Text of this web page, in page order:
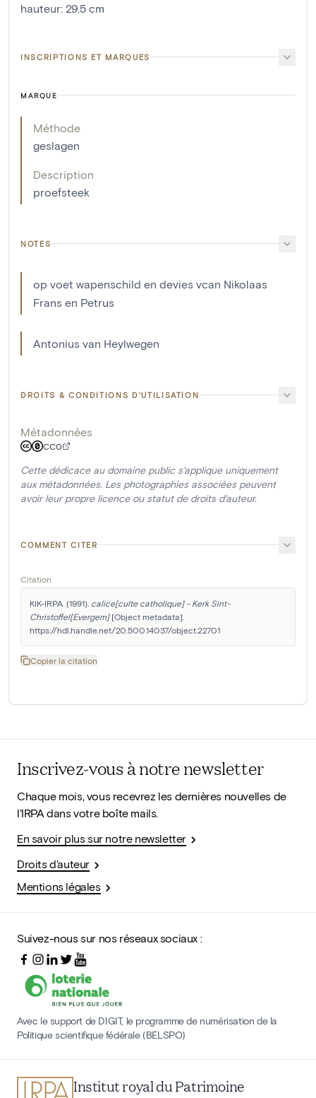
hauteur: 29.5 cm
INSCRIPTIONS ET MARQUES
MARQUE
Méthode
geslagen
Description
proefsteek
NOTES
op voet wapenschild en devies vcan Nikolaas
Frans en Petrus
Antonius van Heylwegen
DROITS & CONDITIONS D'UTILISATION
Métadonnées
CC0
Cette dédicace au domaine public s'applique uniquement
aux métadonnées. Les photographies associées peuvent
avoir leur propre licence ou statut de droits d'auteur.
COMMENT CITER
Citation
KIK-IRPA. (1991). calice[culte catholique] - Kerk Sint-
Christoffel[Evergem] [Object metadata].
https://hdl.handle.net/20.500.14037/object.22701
Copier la citation
Inscrivez-vous à notre newsletter
Chaque mois, vous recevrez les dernières nouvelles de
l'IRPA dans votre boîte mails.
En savoir plus sur notre newsletter
Droits d'auteur
Mentions légales
Suivez-nous sur nos réseaux sociaux :
Avec le support de DIGIT, le programme de numérisation de la
Politique scientifique fédérale (BELSPO)
Institut royal du Patrimoine